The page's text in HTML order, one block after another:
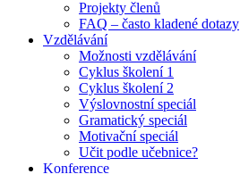
Projekty členů
FAQ – často kladené dotazy
Vzdělávání
Možnosti vzdělávání
Cyklus školení 1
Cyklus školení 2
Výslovnostní speciál
Gramatický speciál
Motivační speciál
Učit podle učebnice?
Konference